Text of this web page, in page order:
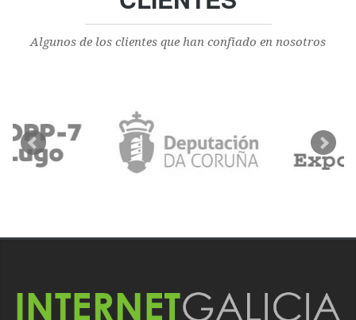
Algunos de los clientes que han confiado en nosotros